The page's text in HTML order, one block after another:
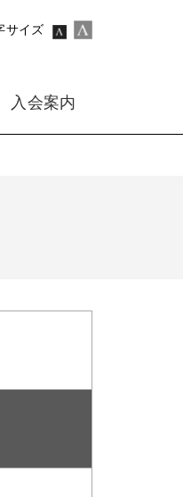
サイズ
入会案内